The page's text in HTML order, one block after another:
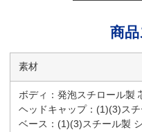
商
素材
ボディ：発泡スチロール製
ヘッドキャップ：(1)(3)ス
ベース：(1)(3)スチール製